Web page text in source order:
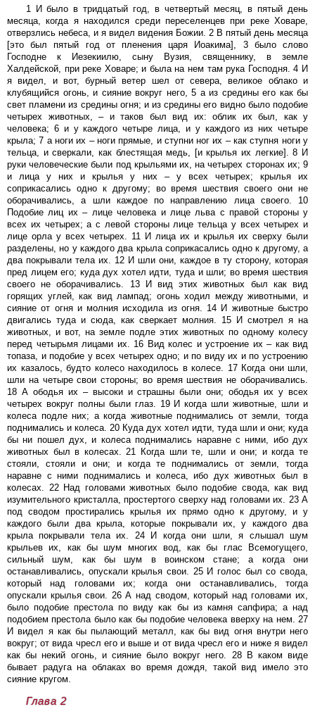
1 И было в тридцатый год, в четвертый месяц, в пятый день
месяца, когда я находился среди переселенцев при реке Ховаре,
отверзлись небеса, и я видел видения Божии. 2 В пятый день месяца
[это был пятый год от пленения царя Иоакима], 3 было слово
Господне к Иезекиилю, сыну Вузия, священнику, в земле
Халдейской, при реке Ховаре; и была на нем там рука Господня. 4 И
я видел, и вот, бурный ветер шел от севера, великое облако и
клубящийся огонь, и сияние вокруг него, 5 а из средины его как бы
свет пламени из средины огня; и из средины его видно было подобие
четырех животных, – и таков был вид их: облик их был, как у
человека; 6 и у каждого четыре лица, и у каждого из них четыре
крыла; 7 а ноги их – ноги прямые, и ступни ног их – как ступня ноги у
тельца, и сверкали, как блестящая медь, [и крылья их легкие]. 8 И
руки человеческие были под крыльями их, на четырех сторонах их; 9
и лица у них и крылья у них – у всех четырех; крылья их
соприкасались одно к другому; во время шествия своего они не
оборачивались, а шли каждое по направлению лица своего. 10
Подобие лиц их – лице человека и лице льва с правой стороны у
всех их четырех; а с левой стороны лице тельца у всех четырех и
лице орла у всех четырех. 11 И лица их и крылья их сверху были
разделены, но у каждого два крыла соприкасались одно к другому, а
два покрывали тела их. 12 И шли они, каждое в ту сторону, которая
пред лицем его; куда дух хотел идти, туда и шли; во время шествия
своего не оборачивались. 13 И вид этих животных был как вид
горящих углей, как вид лампад; огонь ходил между животными, и
сияние от огня и молния исходила из огня. 14 И животные быстро
двигались туда и сюда, как сверкает молния. 15 И смотрел я на
животных, и вот, на земле подле этих животных по одному колесу
перед четырьмя лицами их. 16 Вид колес и устроение их – как вид
топаза, и подобие у всех четырех одно; и по виду их и по устроению
их казалось, будто колесо находилось в колесе. 17 Когда они шли,
шли на четыре свои стороны; во время шествия не оборачивались.
18 А ободья их – высоки и страшны были они; ободья их у всех
четырех вокруг полны были глаз. 19 И когда шли животные, шли и
колеса подле них; а когда животные поднимались от земли, тогда
поднимались и колеса. 20 Куда дух хотел идти, туда шли и они; куда
бы ни пошел дух, и колеса поднимались наравне с ними, ибо дух
животных был в колесах. 21 Когда шли те, шли и они; и когда те
стояли, стояли и они; и когда те поднимались от земли, тогда
наравне с ними поднимались и колеса, ибо дух животных был в
колесах. 22 Над головами животных было подобие свода, как вид
изумительного кристалла, простертого сверху над головами их. 23 А
под сводом простирались крылья их прямо одно к другому, и у
каждого были два крыла, которые покрывали их, у каждого два
крыла покрывали тела их. 24 И когда они шли, я слышал шум
крыльев их, как бы шум многих вод, как бы глас Всемогущего,
сильный шум, как бы шум в воинском стане; а когда они
останавливались, опускали крылья свои. 25 И голос был со свода,
который над головами их; когда они останавливались, тогда
опускали крылья свои. 26 А над сводом, который над головами их,
было подобие престола по виду как бы из камня сапфира; а над
подобием престола было как бы подобие человека вверху на нем. 27
И видел я как бы пылающий металл, как бы вид огня внутри него
вокруг; от вида чресл его и выше и от вида чресл его и ниже я видел
как бы некий огонь, и сияние было вокруг него. 28 В каком виде
бывает радуга на облаках во время дождя, такой вид имело это
сияние кругом.
Глава 2